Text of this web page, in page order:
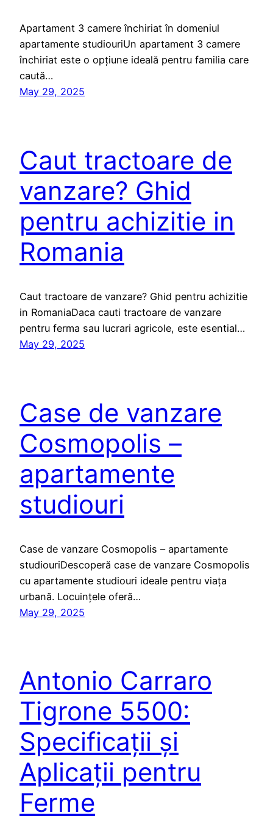
Apartament 3 camere închiriat în domeniul
apartamente studiouriUn apartament 3 camere
închiriat este o opțiune ideală pentru familia care
caută…
May 29, 2025
Caut tractoare de
vanzare? Ghid
pentru achizitie in
Romania
Caut tractoare de vanzare? Ghid pentru achizitie
in RomaniaDaca cauti tractoare de vanzare
pentru ferma sau lucrari agricole, este esential…
May 29, 2025
Case de vanzare
Cosmopolis –
apartamente
studiouri
Case de vanzare Cosmopolis – apartamente
studiouriDescoperă case de vanzare Cosmopolis
cu apartamente studiouri ideale pentru viața
urbană. Locuințele oferă…
May 29, 2025
Antonio Carraro
Tigrone 5500:
Specificații și
Aplicații pentru
Ferme